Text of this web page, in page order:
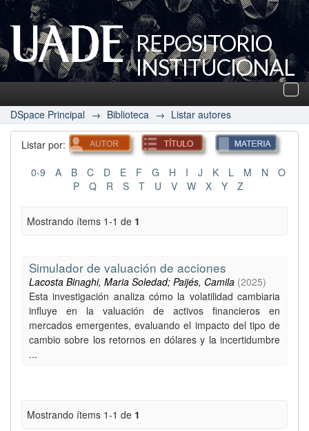
REPOSITORIO
INSTITUCIONAL
UADE
DSpace Principal → Biblioteca → Listar autores
Listar por:
0-9 A B C D E F G H I J K L M N
O
P
Q R S T U V W X Y Z
Mostrando ítems 1-1 de 1
Simulador de valuación de acciones
Lacosta Binaghi, Maria Soledad; Paijés, Camila (2025)
Esta investigación analiza cómo la volatilidad cambiaria
influye en la valuación de activos financieros en
mercados emergentes, evaluando el impacto del tipo de
cambio sobre los retornos en dólares y la incertidumbre
...
Mostrando ítems 1-1 de 1